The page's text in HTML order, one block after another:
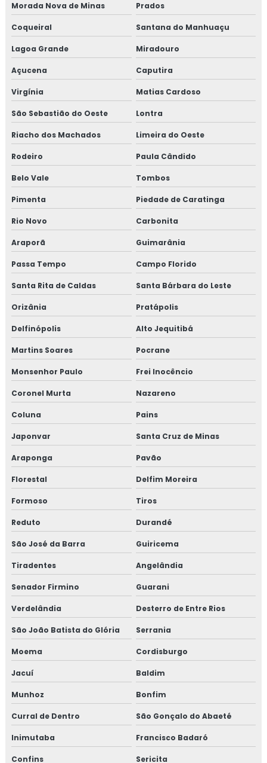
Morada Nova de Minas Prados
Coqueiral Santana do Manhuaçu
Lagoa Grande Miradouro
Açucena Caputira
Virgínia Matias Cardoso
São Sebastião do Oeste Lontra
Riacho dos Machados Limeira do Oeste
Rodeiro Paula Cândido
Belo Vale Tombos
Pimenta Piedade de Caratinga
Rio Novo Carbonita
Araporã Guimarânia
Passa Tempo Campo Florido
Santa Rita de Caldas Santa Bárbara do Leste
Orizânia Pratápolis
Delfinópolis Alto Jequitibá
Martins Soares Pocrane
Monsenhor Paulo Frei Inocêncio
Coronel Murta Nazareno
Coluna Pains
Japonvar Santa Cruz de Minas
Araponga Pavão
Florestal Delfim Moreira
Formoso Tiros
Reduto Durandé
São José da Barra Guiricema
Tiradentes Angelândia
Senador Firmino Guarani
Verdelândia Desterro de Entre Rios
São João Batista do Glória Serrania
Moema Cordisburgo
Jacuí Baldim
Munhoz Bonfim
Curral de Dentro São Gonçalo do Abaeté
Inimutaba Francisco Badaró
Confins Sericita